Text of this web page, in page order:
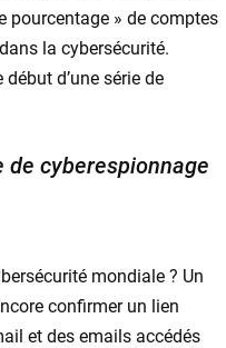
pourcentage » de comptes
la cybersécurité.
d’une série de
de cyberespionnage
mondiale ? Un
confirmer un lien
et des emails accédés